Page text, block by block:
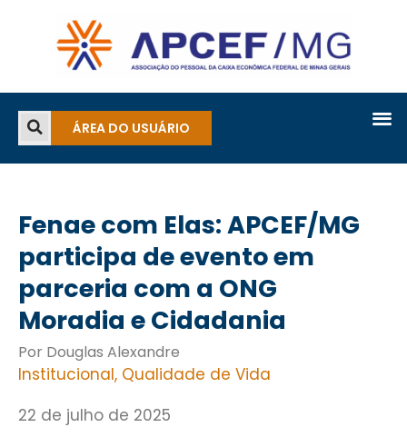
ÁREA DO USUÁRIO
Fenae com Elas: APCEF/MG
participa de evento em
parceria com a ONG
Moradia e Cidadania
Por Douglas Alexandre
Institucional, Qualidade de Vida
22 de julho de 2025